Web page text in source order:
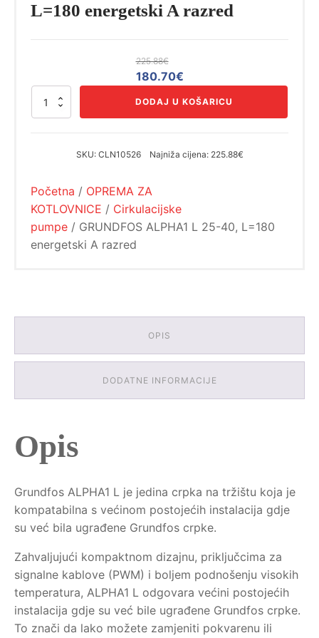
L=180 energetski A razred
225.88€
Izvorna
225.88€.
180.70€Trenutna
cijena
GRUNDFOS
A
razred
DODAJ U KOŠARICU
SKU: CLN10526 Najniža cijena: 225.88€
Početna / OPREMA ZA
KOTLOVNICE / Cirkulacijske
pumpe / GRUNDFOS ALPHA1 L 25-40, L=180
energetski A razred
OPIS
DODATNE INFORMACIJE
Opis
Grundfos ALPHA1 L je jedina crpka na tržištu koja je
kompatabilna s većinom postojećih instalacija gdje
su već bila ugrađene Grundfos crpke.
Zahvaljujući kompaktnom dizajnu, priključcima za
signalne kablove (PWM) i boljem podnošenju visokih
temperatura, ALPHA1 L odgovara većini postojećih
instalacija gdje su već bile ugrađene Grundfos crpke.
To znači da lako možete zamjeniti pokvarenu ili